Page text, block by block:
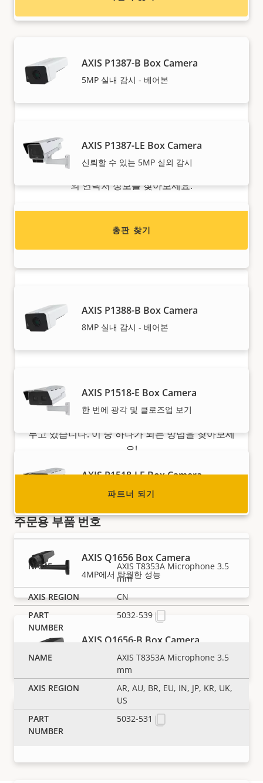
AXIS P1387-B Box Camera
5MP 실내 감시 - 베어본
AXIS P1387-LE Box Camera
신뢰할 수 있는 5MP 실외 감시
AXIS P1388 Box Camera
AXIS P1388-B Box Camera
8MP 실내 감시 - 베어본
AXIS P1518-E Box Camera
한 번에 광각 및 클로즈업 보기
AXIS P1518-LE Box Camera
광각 및 클로즈업 보기를 IR 카메라 1대로
AXIS Q1656 Box Camera
4MP에서 탁월한 성능
AXIS Q1656-B Box Camera
4MP 실내용 베어본 모델
AXIS Q1656-BE Box Camera
Axis 제품 판매를 원하시나요?
리셀러가 되고 싶으신가요? Axis 제품/시스템 총판
의 연락처 정보를 찾아보세요.
총판 찾기
리셀러, 총판, 시스템 통합업체 또는 설치업체이신
가요? Axis는 전 세계 거의 모든 국가에 파트너를
두고 있습니다. 이 중 하나가 되는 방법을 찾아보세
요!
파트너 되기
주문용 부품 번호
AXIS T8353A Microphone 3.5
mm
CN
5032-539
AXIS T8353A Microphone 3.5
mm
AR, AU, BR, EU, IN, JP, KR, UK,
US
5032-531